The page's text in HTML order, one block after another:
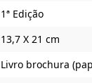
1ª Edição
13,7 X 21 cm
Livro brochura